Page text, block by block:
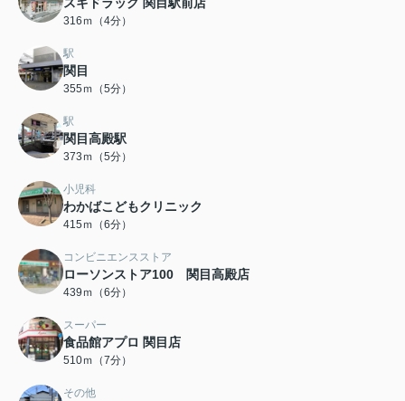
スギドラッグ 関目駅前店
316ｍ（4分）
駅
関目
355ｍ（5分）
駅
関目高殿駅
373ｍ（5分）
小児科
わかばこどもクリニック
415ｍ（6分）
コンビニエンスストア
ローソンストア100 関目高殿店
439ｍ（6分）
スーパー
食品館アプロ 関目店
510ｍ（7分）
その他